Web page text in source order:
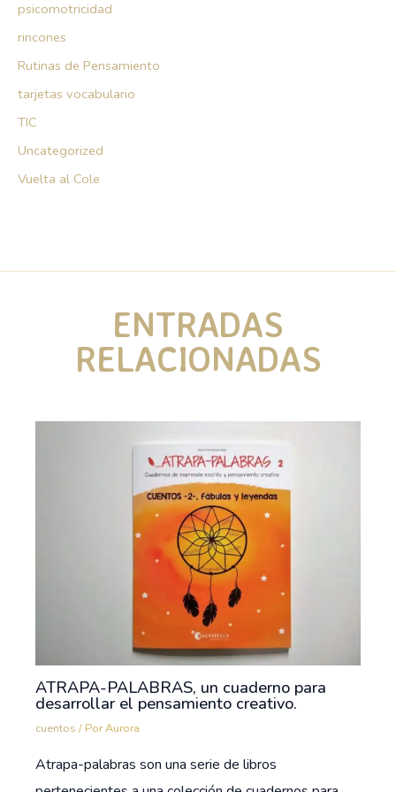
psicomotricidad
rincones
Rutinas de Pensamiento
tarjetas vocabulario
TIC
Uncategorized
Vuelta al Cole
ENTRADAS
RELACIONADAS
ATRAPA-PALABRAS, un cuaderno para
desarrollar el pensamiento creativo.
cuentos / PorAurora
Atrapa-palabras son una serie de libros